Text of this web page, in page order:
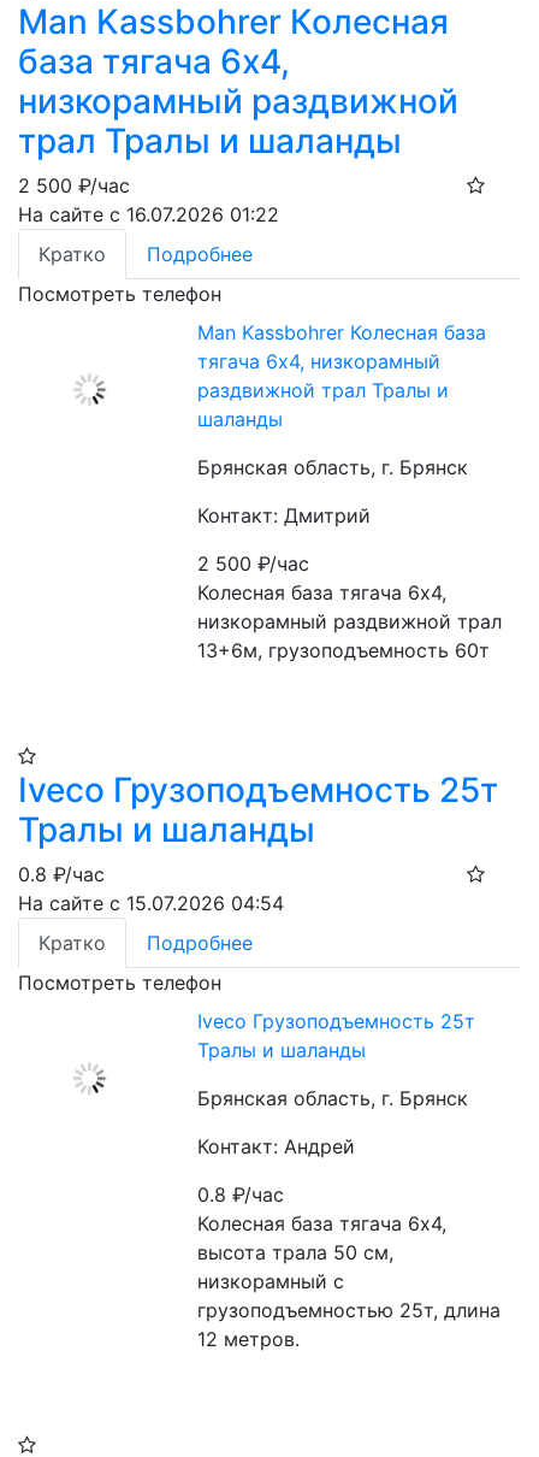
Man Kassbohrer Колесная
база тягача 6х4,
низкорамный раздвижной
трал Тралы и шаланды
2 500 ₽/час
На сайте с 16.07.2026 01:22
Кратко
Подробнее
Посмотреть телефон
Man Kassbohrer Колесная база
тягача 6х4, низкорамный
раздвижной трал Тралы и
шаланды
Брянская область, г. Брянск
Контакт: Дмитрий
2 500₽/час
Колесная база тягача 6х4,
низкорамный раздвижной трал
13+6м, грузоподъемность 60т
Iveco Грузоподъемность 25т
Тралы и шаланды
0.8 ₽/час
На сайте с 15.07.2026 04:54
Кратко
Подробнее
Посмотреть телефон
Iveco Грузоподъемность 25т
Тралы и шаланды
Брянская область, г. Брянск
Контакт: Андрей
0.8₽/час
Колесная база тягача 6х4,
высота трала 50 см,
низкорамный с
грузоподъемностью 25т, длина
12 метров.